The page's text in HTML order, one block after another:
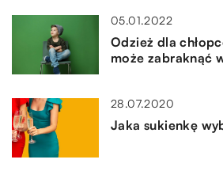
05.01.2022
Odzież dla
może zabraknąć
28.07.2020
Jaka sukienkę